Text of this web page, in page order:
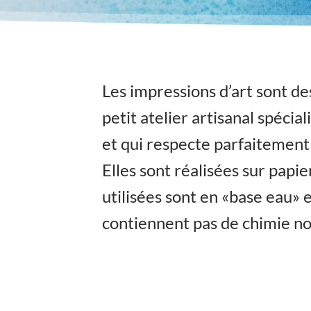
Les impressions d’art sont
petit atelier artisanal
et qui respecte
Elles sont réalisées sur
utilisées sont en «base
contiennent pas de chimie